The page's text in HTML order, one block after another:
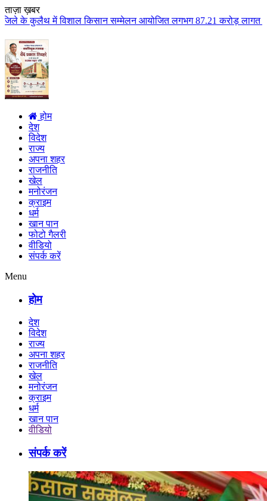
ताज़ा ख़बर
सम्मेलन आयोजित लगभग 87.21 करोड़ लागत के 41 विकास कार्यों
होम
देश
विदेश
राज्य
अपना शहर
राजनीति
खेल
मनोरंजन
क्राइम
धर्म
खान पान
फोटो गैलरी
वीडियो
संपर्क करें
Menu
होम
देश
विदेश
राज्य
अपना शहर
राजनीति
खेल
मनोरंजन
क्राइम
धर्म
खान पान
वीडियो
संपर्क करें